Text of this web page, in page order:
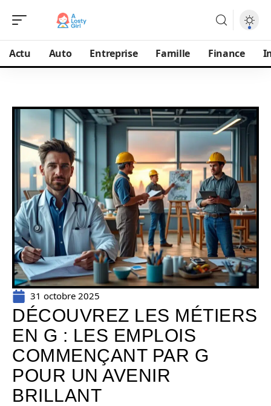
Actu Auto Entreprise Famille Finance
31 octobre 2025
DÉCOUVREZ LES MÉTIERS
EN G : LES EMPLOIS
COMMENÇANT PAR G
POUR UN AVENIR
BRILLANT